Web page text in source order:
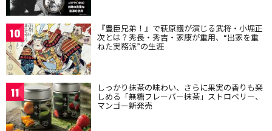
10 『豊臣兄弟！』で萩原護が演じる武将・小堀正
次とは？秀長・秀吉・家康が重用、“出家を重
ねた実務派”の生涯
11 しっかり抹茶の味わい、さらに果実の香りも楽
しめる「無糖フレーバー抹茶」ストロベリー、
マンゴー新発売